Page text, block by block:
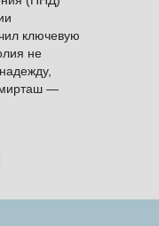
ключевую
не
—